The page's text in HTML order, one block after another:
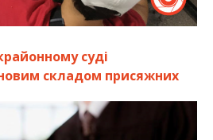
суді
складом присяжних